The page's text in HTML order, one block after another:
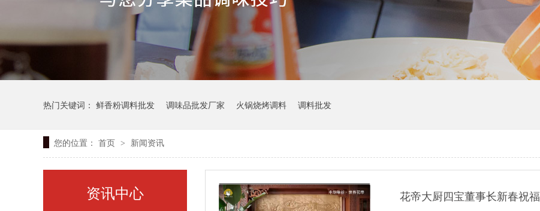
热门关键词： 鲜香粉调料批发 调味品批发厂家 火锅烧烤调料 调料批发
您的位置： 首页 > 新闻资讯
花帝大厨四宝董事长新春祝福
资讯中心